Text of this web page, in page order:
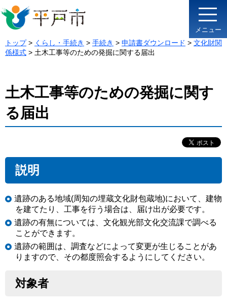
メニュー
トップ> くらし・手続き > 手続き > 申請書ダウンロード > 文化財関
係様式 > 土木工事等のための発掘に関する届出
土木工事等のための発掘に関す
る届出
説明
遺跡のある地域(周知の埋蔵文化財包蔵地)において、建物
を建てたり、工事を行う場合は、届け出が必要です。
遺跡の有無については、文化観光部文化交流課で調べる
ことができます。
遺跡の範囲は、調査などによって変更が生じることがあ
りますので、その都度照会するようにしてください。
対象者